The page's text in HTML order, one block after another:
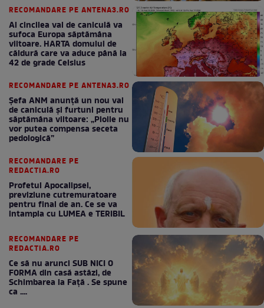
RECOMANDARE PE ANTENA3.RO
Al cincilea val de caniculă va
sufoca Europa săptămâna
viitoare. HARTA domului de
căldură care va aduce până la
42 de grade Celsius
RECOMANDARE PE ANTENA3.RO
Șefa ANM anunță un nou val
de caniculă și furtuni pentru
săptămâna viitoare: „Ploile nu
vor putea compensa seceta
pedologică”
RECOMANDARE PE
REDACTIA.RO
Profetul Apocalipsei,
previziune cutremuratoare
pentru final de an. Ce se va
intampla cu LUMEA e TERIBIL
RECOMANDARE PE
REDACTIA.RO
Ce să nu arunci SUB NICI O
FORMA din casă astăzi, de
Schimbarea la Față . Se spune
ca ....